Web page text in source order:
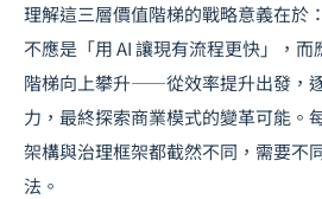
理解這三層價值階梯的戰略意義在於
不應是「用 AI 讓現有流程更快」，
階梯向上攀升——從效率提升出發，
力，最終探索商業模式的變革可能。
架構與治理框架都截然不同，需要不
法。